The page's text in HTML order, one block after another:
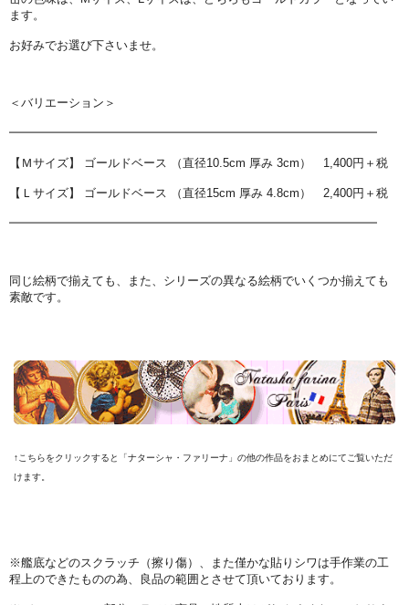
ます。
お好みでお選び下さいませ。
＜バリエーション＞
━━━━━━━━━━━━━━━━━━━━━━━━━━━━━━━
【Ｍサイズ】 ゴールドベース （直径10.5cm 厚み 3cm） 1,400円＋税
【Ｌサイズ】 ゴールドベース （直径15cm 厚み 4.8cm） 2,400円＋税
━━━━━━━━━━━━━━━━━━━━━━━━━━━━━━━
同じ絵柄で揃えても、また、シリーズの異なる絵柄でいくつか揃えても
素敵です。
↑こちらをクリックすると「ナターシャ・ファリーナ」の他の作品をおまとめにてご覧いただ
けます。
※艦底などのスクラッチ（擦り傷）、また僅かな貼りシワは手作業の工
程上のできたものの為、良品の範囲とさせて頂いております。